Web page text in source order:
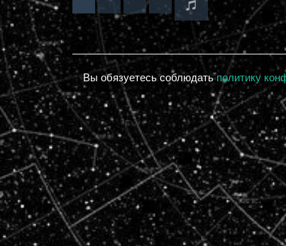
Вы обязуетесь соблюдатьполитику